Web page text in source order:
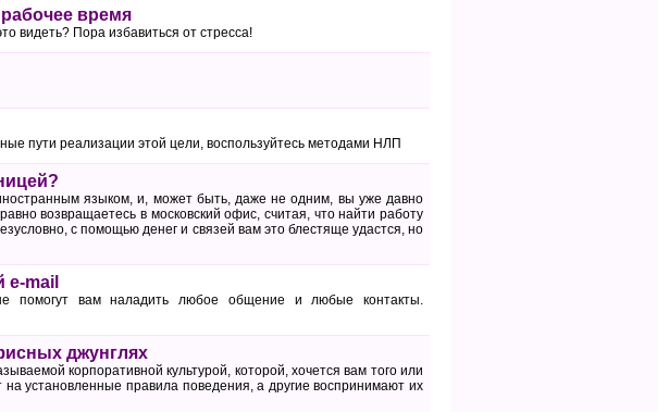
время
видеть? Пора избавиться от стресса!
пути реализации этой цели, воспользуйтесь методами НЛП
языком, и, может быть, даже не одним, вы уже давно
возвращаетесь в московский офис, считая, что найти работу
с помощью денег и связей вам это блестяще удастся, но
e-mail
помогут вам наладить любое общение и любые контакты.
джунглях
корпоративной культурой, которой, хочется вам того или
установленные правила поведения, а другие воспринимают их